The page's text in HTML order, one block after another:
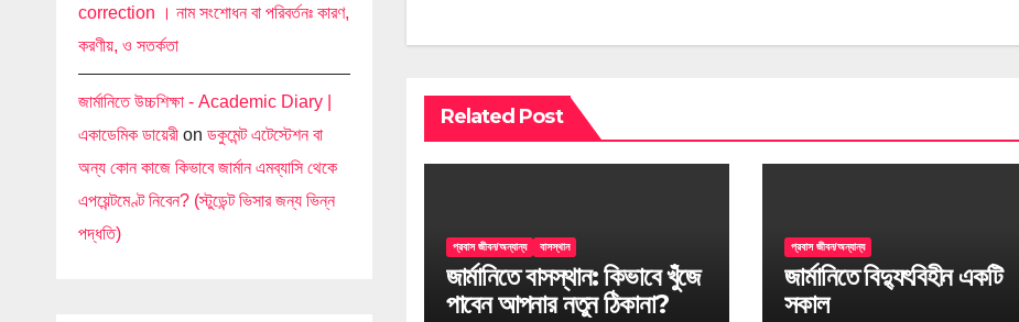
correction । নাম সংশোধন বা পরিবর্তনঃ কারণ,
করণীয়, ও সতর্কতা
জার্মানিতে উচ্চশিক্ষা - Academic Diary |
একাডেমিক ডায়েরী on ডকুমেন্ট এটেস্টেশন বা
অন্য কোন কাজে কিভাবে জার্মান এমব্যাসি থেকে
এপয়েন্টমেণ্ট নিবেন? (স্টুডেন্ট ভিসার জন্য ভিন্ন
পদ্ধতি)
Related Post
প্রবাস জীবন/অন্যান্য বাসস্থান
জার্মানিতে বাসস্থান: কিভাবে খুঁজে
পাবেন আপনার নতুন ঠিকানা?
প্রবাস জীবন/অন্যান্য
জার্মানিতে বিদ্যুৎবিহীন একটি
সকাল